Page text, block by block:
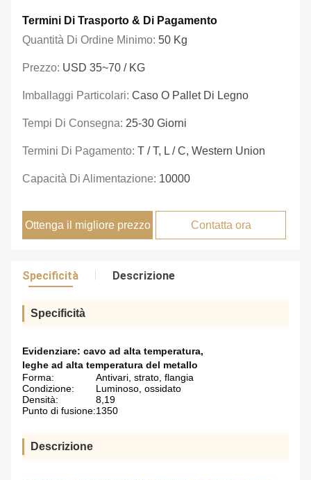
Termini Di Trasporto & Di Pagamento
Quantità Di Ordine Minimo: 50 Kg
Prezzo: USD 35~70 / KG
Imballaggi Particolari: Caso O Pallet Di Legno
Tempi Di Consegna: 25-30 Giorni
Termini Di Pagamento: T / T, L / C, Western Union
Capacità Di Alimentazione: 10000
Ottenga il migliore prezzo Contatta ora
Specificità Descrizione
Specificità
Evidenziare: cavo ad alta temperatura,
leghe ad alta temperatura del metallo
Forma:
Antivari, strato, flangia
Condizione:
Luminoso, ossidato
Densità:
8,19
Punto di fusione:1350
Descrizione